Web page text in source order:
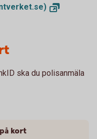
ska du polisanmäla
BankID på kort